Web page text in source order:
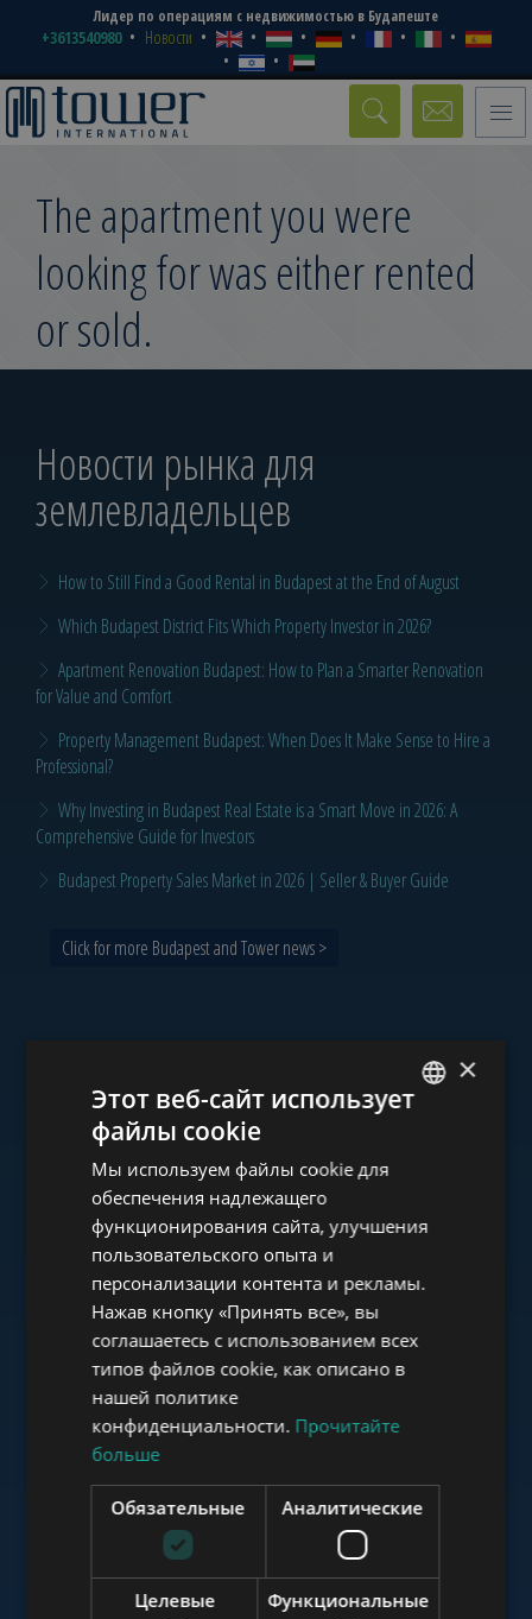
Лидер по операциям с недвижимостью в Будапеште
+3613540980 Новости
Toggle
The apartment you were
looking for was either rented
or sold.
Новости рынка для
землевладельцев
How to Still Find a Good Rental in Budapest at the End of August
Which Budapest District Fits Which Property Investor in 2026?
Apartment Renovation Budapest: How to Plan a Smarter Renovation
for Value and Comfort
Property Management Budapest: When Does It Make Sense to Hire a
Professional?
Why Investing in Budapest Real Estate is a Smart Move in 2026: A
Comprehensive Guide for Investors
Budapest Property Sales Market in 2026 | Seller & Buyer Guide
Click for more Budapest and Tower news >
Ознакомьтесь с нашим
портфолио
www.tower-investments.com
HUNGARIAN
ITALIAN
SPANISH
RUSSIAN
×
Этот веб-сайт использует
файлы cookie
Мы используем файлы cookie для
обеспечения надлежащего
функционирования сайта, улучшения
пользовательского опыта и
персонализации контента и рекламы.
Нажав кнопку «Принять все», вы
соглашаетесь с использованием всех
типов файлов cookie, как описано в
нашей политике
конфиденциальности. Прочитайте
больше
Обязательные Аналитические
Целевые Функциональные